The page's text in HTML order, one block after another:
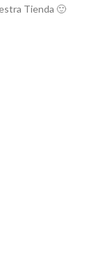
Tienda 🙂